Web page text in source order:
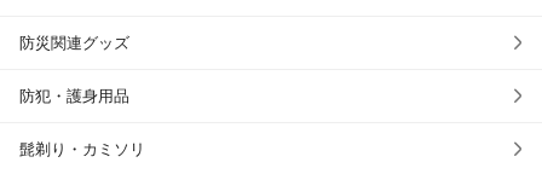
防災関連グッズ
防犯・護身用品
髭剃り・カミソリ